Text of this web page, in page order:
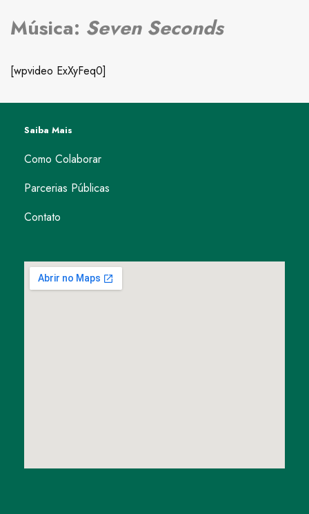
Música: Seven Seconds
[wpvideo ExXyFeq0]
Saiba Mais
Como Colaborar
Parcerias Públicas
Contato